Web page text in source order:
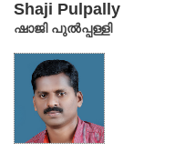
Shaji Pulpally
ഷാജി പുൽപ്പള്ളി